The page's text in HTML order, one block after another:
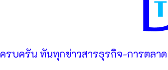
ครบครัน ทันทุกข่าวสารธุรกิจ-การตลา